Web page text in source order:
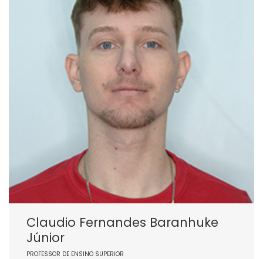
Claudio Fernandes Baranhuke
Júnior
PROFESSOR DE ENSINO SUPERIOR